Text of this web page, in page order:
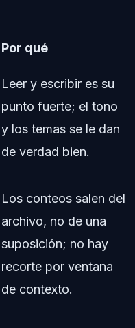
Por qué
Leer y escribir es su
punto fuerte; el tono
y los temas se le dan
de verdad bien.
Los conteos salen del
archivo, no de una
suposición; no hay
recorte por ventana
de contexto.